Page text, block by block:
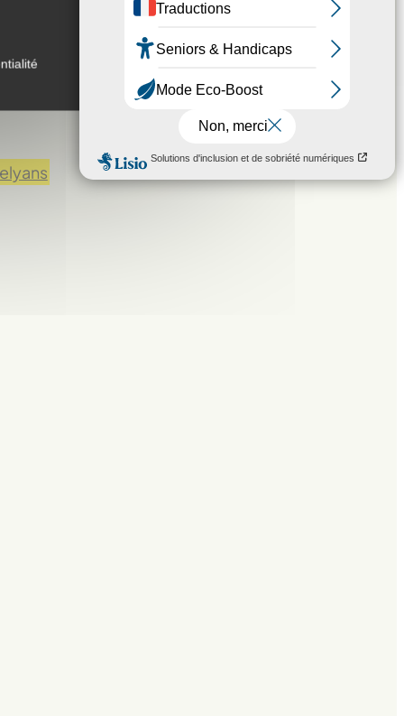
des personnes
Atlantique